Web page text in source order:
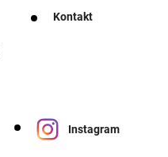
Kontakt
Instagram